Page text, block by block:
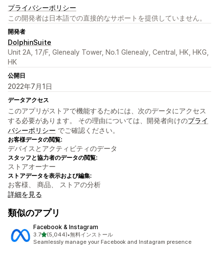
プライバシーポリシー
この開発者は日本語での直接的なサポートを提供していません。
開発者
DolphinSuite
Unit 2A, 17/F, Glenealy Tower, No.1 Glenealy, Central, HK, HKG,
HK
公開日
2022年7月1日
データアクセス
このアプリがストアで機能するためには、次のデータにアクセス
する必要があります。 その理由については、開発者向けのプライ
バシーポリシー でご確認ください。
お客様データの閲覧:
デバイスとアクティビティのデータ
スタッフと協力者のデータの閲覧:
ストアオーナー
ストアデータを表示および編集:
お客様、 商品、 ストアの分析
詳細を見る
類似のアプリ
Facebook & Instagram
3.75つ星中
(5,044)
合計レビュー数：5044件
•無料インストール
Seamlessly manage your Facebook and Instagram presence